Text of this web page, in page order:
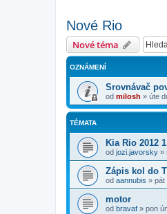
Nové Rio
Nové téma
OZNÁMENÍ
Srovnávač
od milosh » úte
TÉMATA
Kia Rio 2012
od jozi.javorsky »
Zápis kol do
od aannubis » pát
motor
od bravaf » pon